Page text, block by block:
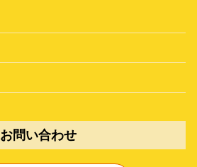
お問い合わせ